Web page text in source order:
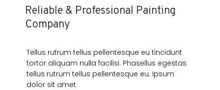
Reliable & Professional Painting
Company
Tellus rutrum tellus pellentesque eu tincidunt
tortor aliquam nulla facilisi. Phasellus egestas
tellus rutrum tellus pellentesque eu. Ipsum
dolor sit amet